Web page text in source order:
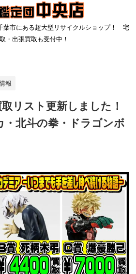
葉市にある超大型リサイクルショップ！ 宅
・出張買取も受付中！
報
リスト更新しました！
・北斗の拳・ドラゴンボ